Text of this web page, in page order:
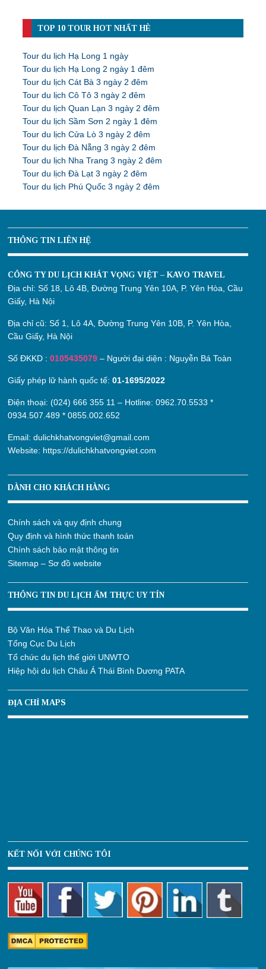
TOP 10 TOUR HOT NHẤT HÈ
Tour du lịch Hạ Long 1 ngày
Tour du lịch Hạ Long 2 ngày 1 đêm
Tour du lịch Cát Bà 3 ngày 2 đêm
Tour du lịch Cô Tô 3 ngày 2 đêm
Tour du lịch Quan Lạn 3 ngày 2 đêm
Tour du lịch Sầm Sơn 2 ngày 1 đêm
Tour du lịch Cửa Lò 3 ngày 2 đêm
Tour du lịch Đà Nẵng 3 ngày 2 đêm
Tour du lịch Nha Trang 3 ngày 2 đêm
Tour du lịch Đà Lạt 3 ngày 2 đêm
Tour du lịch Phú Quốc 3 ngày 2 đêm
THÔNG TIN LIÊN HỆ
CÔNG TY DU LỊCH KHÁT VỌNG VIỆT – KAVO TRAVEL
Địa chỉ:Số 18, Lô 4B, Đường Trung Yên 10A, P. Yên Hòa, Cầu
Giấy, Hà Nội
Địa chỉ cũ:Số 1, Lô 4A, Đường Trung Yên 10B, P. Yên Hòa,
Cầu Giấy, Hà Nội
Số ĐKKD :0105435079 – Người đại diện : Nguyễn Bá Toàn
Giấy phép lữ hành quốc tế:01-1695/2022
Điện thoại: (024) 666 355 11 – Hotline:0962.70.5533 *
0934.507.489 *0855.002.652
Email:dulichkhatvongviet@gmail.com
Website: https://dulichkhatvongviet.com
DÀNH CHO KHÁCH HÀNG
Chính sách và quy định chung
Quy định và hình thức thanh toán
Chính sách bảo mật thông tin
Sitemap – Sơ đồ website
THÔNG TIN DU LỊCH ẨM THỰC UY TÍN
Bộ Văn Hóa Thể Thao và Du Lịch
Tổng Cục Du Lịch
Tổ chức du lịch thế giới UNWTO
Hiệp hội du lịch Châu Á Thái Bình Dương PATA
ĐỊA CHỈ MAPS
KẾT NỐI VỚI CHÚNG TÔI